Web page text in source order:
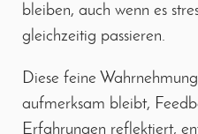
bleiben, auch wenn es
gleichzeitig passieren.
Diese feine
aufmerksam bleibt,
Erfahrungen reflektiert,